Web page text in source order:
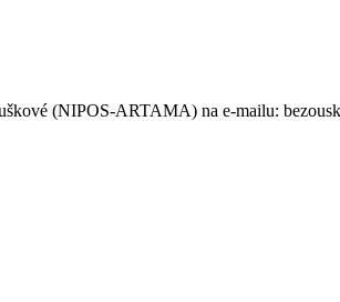
(NIPOS-ARTAMA) na e-mailu: